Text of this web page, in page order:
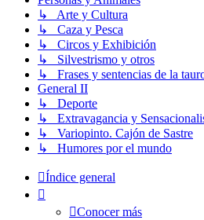
↳ Arte y Cultura
↳ Caza y Pesca
↳ Circos y Exhibición
↳ Silvestrismo y otros
↳ Frases y sentencias de la
General II
↳ Deporte
↳ Extravagancia y
↳ Variopinto. Cajón de Sastre
↳ Humores por el mundo
Índice general
Conocer más